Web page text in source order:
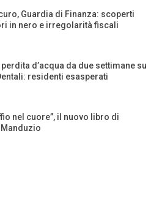
Guardia di Finanza: scoperti
in nero e irregolarità fiscali
perdita d’acqua da due settimane su
residenti esasperati
nel cuore”, il nuovo libro di